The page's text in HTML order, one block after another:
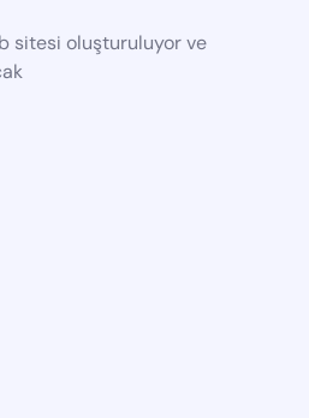
sitesi oluşturuluyor ve